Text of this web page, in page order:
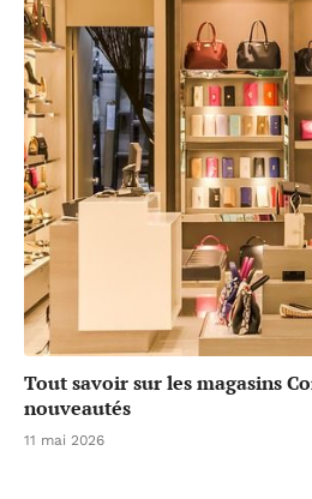
Tout savoir sur les magasins
nouveautés
11 mai 2026